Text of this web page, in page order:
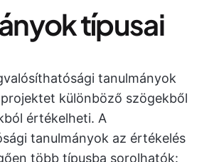
típusai
tanulmányok
különböző szögekből
értékelheti. A
tanulmányok az értékelés
több típusba sorolhatók: